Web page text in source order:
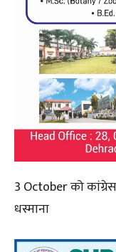
3 October को
धस्माना